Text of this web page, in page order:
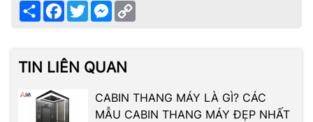
Share Facebook
TwitterMessenger
TIN LIÊN QUAN
CABIN THANG MÁY LÀ GÌ? CÁC
MẪU CABIN THANG MÁY ĐẸP NHẤT